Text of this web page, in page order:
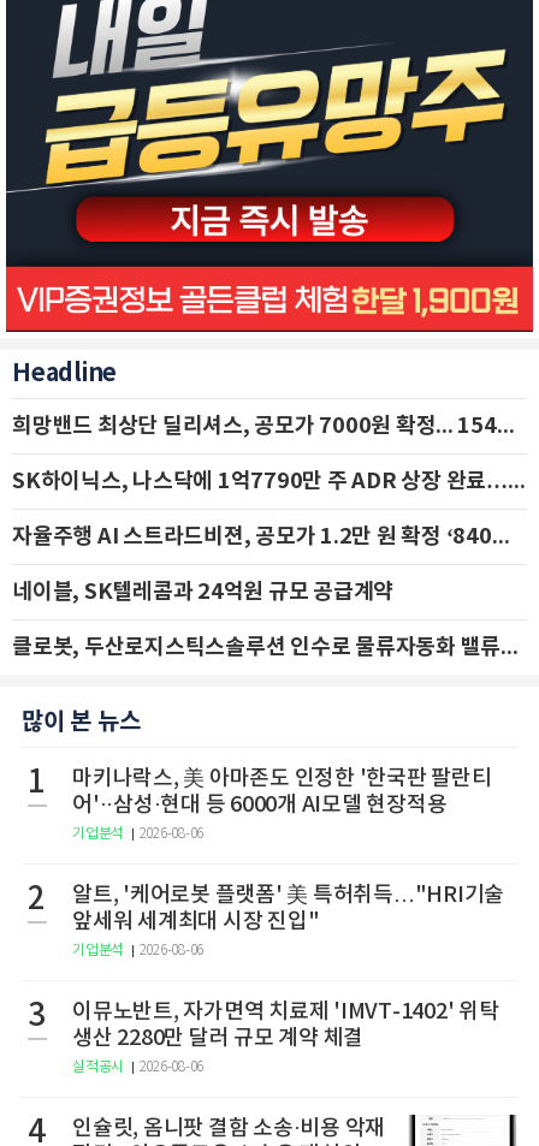
Headline
희망밴드 최상단 딜리셔스, 공모가 7000원 확정... 154억 규모 IPO 돌입
SK하이닉스, 나스닥에 1억7790만 주 ADR 상장 완료…29일 국내 추가 상장
자율주행 AI 스트라드비젼, 공모가 1.2만 원 확정 ‘840억 수혈’
네이블, SK텔레콤과 24억원 규모 공급계약
클로봇, 두산로지스틱스솔루션 인수로 물류자동화 밸류체인 확장 추진 - IBK투자증권
많이 본 뉴스
1
마키나락스, 美 아마존도 인정한 '한국판 팔란티
어'··삼성·현대 등 6000개 AI모델 현장적용
기업분석 2026-08-06
2
알트, '케어로봇 플랫폼' 美 특허취득…"HRI기술
앞세워 세계최대 시장 진입"
기업분석 2026-08-06
3
이뮤노반트, 자가면역 치료제 'IMVT-1402' 위탁
생산 2280만 달러 규모 계약 체결
실적공시 2026-08-06
4
인슐릿, 옴니팟 결함 소송·비용 악재